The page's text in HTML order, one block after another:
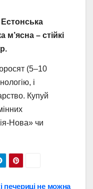
– стійкі
(5–10
і
Купуй
Нова» чи
печериці не можна